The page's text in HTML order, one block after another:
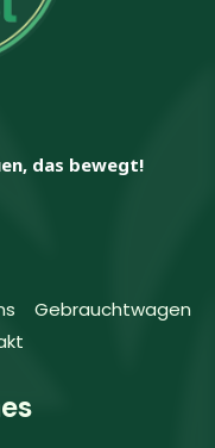
das bewegt!
Gebrauchtwagen